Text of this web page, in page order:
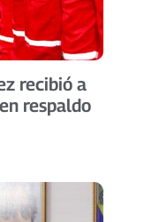
recibió a
respaldo